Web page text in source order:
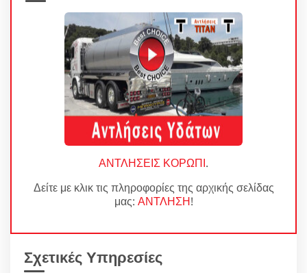
ΑΝΤΛΗΣΕΙΣ ΚΟΡΩΠΙ.
Δείτε με κλικ τις πληροφορίες της αρχικής σελίδας
μας: ΑΝΤΛΗΣΗ!
Σχετικές Υπηρεσίες